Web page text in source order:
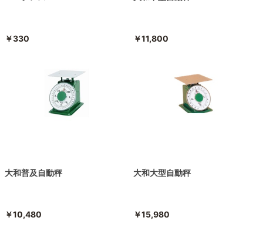
￥330 ￥11,800
大和普及自動秤
￥10,480
大和大型自動秤
￥15,980